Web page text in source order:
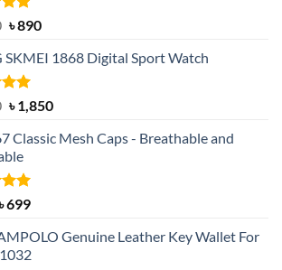
5.00
Original
was:
৳ 1,100.
৳890Current
is:
SKMEI 1868 Digital Sport Watch
5.00
Original
was:
৳ 2,200.
৳1,850Current
is:
Classic Mesh Caps - Breathable and
5.00
950.
699Current
is:
৳ 699.
Genuine Leather Key Wallet For